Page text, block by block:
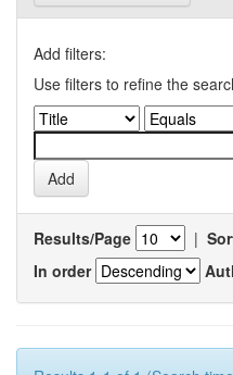
Add filters:
Use filters to refine the
Results/Page |
In order